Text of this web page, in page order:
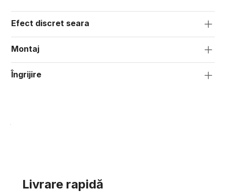
Efect discret seara
Montaj
Îngrijire
Livrare rapidă